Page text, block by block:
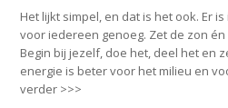
Het lijkt simpel, en dat is het ook. Er
voor iedereen genoeg. Zet de zon
Begin bij jezelf, doe het, deel het en
energie is beter voor het milieu en
verder >>>